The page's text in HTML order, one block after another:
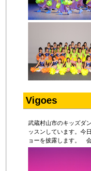
Vigoes
武蔵村山市のキッズダ
ッスンしています。今
ョーを披露します。